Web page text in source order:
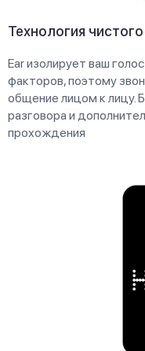
Технология
Ear изолирует ваш
факторов, поэтому
общение лицом к лицу.
разговора и
прохождения